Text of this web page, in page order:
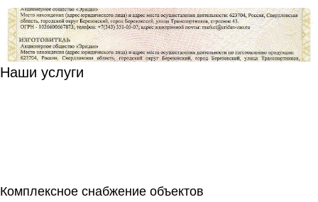
Наши услуги
Комплексное снабжение объектов